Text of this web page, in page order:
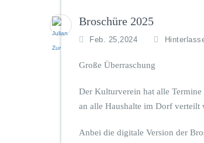
Broschüre 2025
Feb. 25,2024
Große Überraschung
Der Kulturverein hat alle Termine
an alle Haushalte im Dorf verteilt
Anbei die digitale Version der